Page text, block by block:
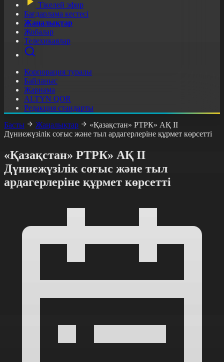
Тікелей эфир
Бағдарлама кестесі
Жаңалықтар
Жобалар
Телехикаялар
Корпорация туралы
Байланыс
Жарнама
ALTYN QOR
Редакция стандарты
Басты
Жаңалықтар
«Қазақстан» РТРК» АҚ II
Дүниежүзілік соғыс және тыл ардагерлеріне құрмет көрсетті
«Қазақстан» РТРК» АҚ II
Дүниежүзілік соғыс және тыл
ардагерлеріне құрмет көрсетті